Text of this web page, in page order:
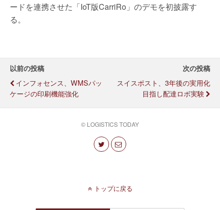
ードを連携させた「IoT版CarriRo」のデモを初披露す
る。
以前の投稿
インフォセンス、WMSパッ
ケージの印刷機能強化
次の投稿
スイスポスト、3年後の実用化
目指し配達ロボ実験
© LOGISTICS TODAY
トップに戻る